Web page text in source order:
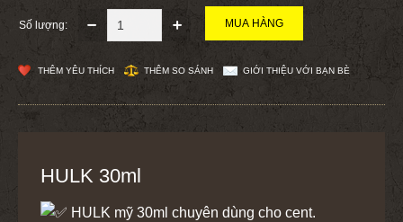
Số lượng:
THÊM YÊU THÍCH THÊM SO SÁNH GIỚI THIỆU VỚI BẠN BÈ
HULK 30ml
HULK mỹ 30ml chuyên dùng cho cent.